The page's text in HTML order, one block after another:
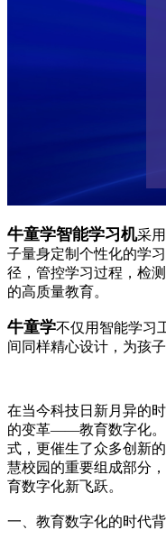
牛童学智能学习机采
子量身定制个性化的学
径，管控学习过程，检
的高质量教育。
牛童学不仅用智能学习
间同样精心设计，为孩
在当今科技日新月异的时
的变革——教育数字化。
式，更催生了众多创新
慧校园的重要组成部分
育数字化新飞跃。
一、教育数字化的时代